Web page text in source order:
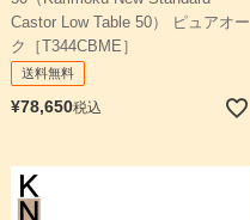
Castor Low Table 50） ピュアオー
ク［T344CBME］
送料無料
¥78,650税込